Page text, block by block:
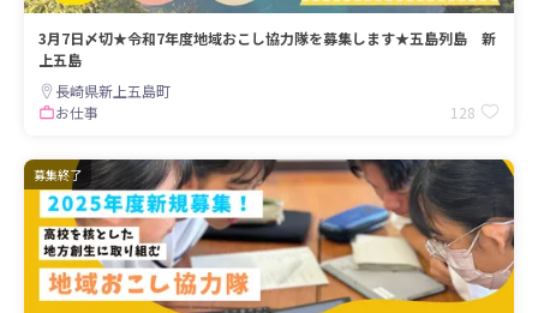
3月7日〆切★令和7年度地域おこし協力隊を募集します★五島列島 新
上五島
長崎県新上五島町
お仕事
128
募集終了